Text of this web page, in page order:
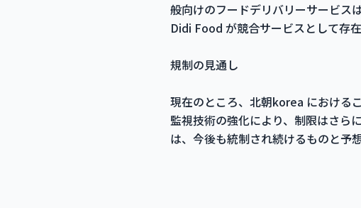
般向けのフードデリバリーサービ
Didi Food が競合サービスとして存
規制の見通し
現在のところ、北朝korea における
監視技術の強化により、制限はさら
は、今後も統制され続けるものと予想